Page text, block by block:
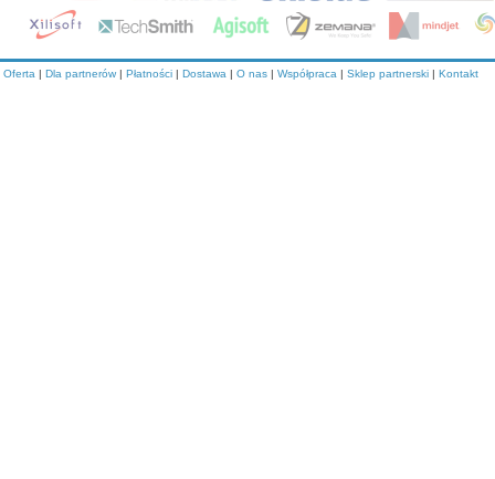
Oferta | Dla partnerów | Płatności | Dostawa | O nas | Współpraca | Sklep partnerski | Kontakt